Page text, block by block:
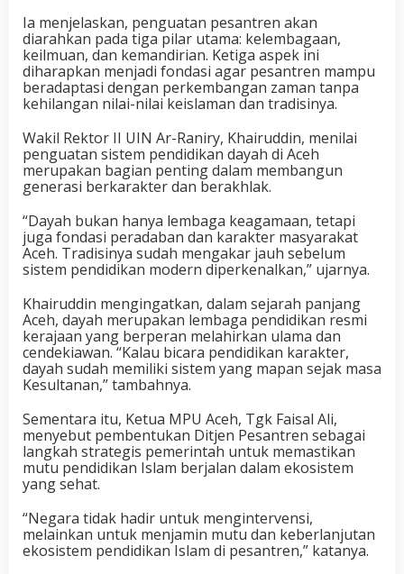
Ia menjelaskan, penguatan pesantren akan
diarahkan pada tiga pilar utama: kelembagaan,
keilmuan, dan kemandirian. Ketiga aspek ini
diharapkan menjadi fondasi agar pesantren mampu
beradaptasi dengan perkembangan zaman tanpa
kehilangan nilai-nilai keislaman dan tradisinya.
Wakil Rektor II UIN Ar-Raniry, Khairuddin, menilai
penguatan sistem pendidikan dayah di Aceh
merupakan bagian penting dalam membangun
generasi berkarakter dan berakhlak.
“Dayah bukan hanya lembaga keagamaan, tetapi
juga fondasi peradaban dan karakter masyarakat
Aceh. Tradisinya sudah mengakar jauh sebelum
sistem pendidikan modern diperkenalkan,” ujarnya.
Khairuddin mengingatkan, dalam sejarah panjang
Aceh, dayah merupakan lembaga pendidikan resmi
kerajaan yang berperan melahirkan ulama dan
cendekiawan. “Kalau bicara pendidikan karakter,
dayah sudah memiliki sistem yang mapan sejak masa
Kesultanan,” tambahnya.
Sementara itu, Ketua MPU Aceh, Tgk Faisal Ali,
menyebut pembentukan Ditjen Pesantren sebagai
langkah strategis pemerintah untuk memastikan
mutu pendidikan Islam berjalan dalam ekosistem
yang sehat.
“Negara tidak hadir untuk mengintervensi,
melainkan untuk menjamin mutu dan keberlanjutan
ekosistem pendidikan Islam di pesantren,” katanya.